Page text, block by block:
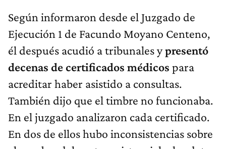
Según informaron desde el Juzgado de
Ejecución 1 de Facundo Moyano Centeno,
él después acudió a tribunales ypresentó
decenas de certificados médicos para
acreditar haber asistido a consultas.
También dijo que el timbre no funcionaba.
En el juzgado analizaron cada certificado.
En dos de ellos hubo inconsistencias sobre